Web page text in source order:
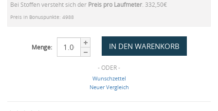
Bei Stoffen versteht sich der Preis pro Laufmeter. 332,50€
Preis in Bonuspunkte: 4988
Menge:
- ODER -
Wunschzettel
Neuer Vergleich